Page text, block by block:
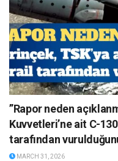
”Rapor neden
Kuvvetleri’ne ait C-
tarafından
MARCH 31, 2026